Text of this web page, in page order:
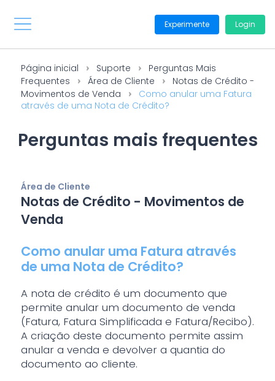
Experimente Login
Página inicial Suporte
Perguntas Mais
Frequentes
Área de Cliente
Notas de Crédito -
Movimentos de Venda
Como anular uma Fatura
através de uma Nota de Crédito?
Perguntas mais frequentes
Área de Cliente
Notas de Crédito - Movimentos de
Venda
Como anular uma Fatura através
de uma Nota de Crédito?
A nota de crédito é um documento que
permite anular um documento de venda
(Fatura, Fatura Simplificada e Fatura/Recibo).
A criação deste documento permite assim
anular a venda e devolver a quantia do
documento ao cliente.